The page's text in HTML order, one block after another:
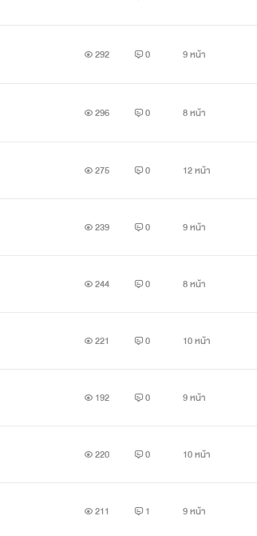
292 0 9 หน้า
296 0 8 หน้า
275 0 12 หน้า
239 0 9 หน้า
244 0 8 หน้า
221 0 10 หน้า
192 0 9 หน้า
220 0 10 หน้า
211 1 9 หน้า